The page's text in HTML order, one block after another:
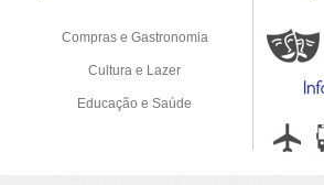
Compras e Gastronomia
Cultura e Lazer
Educação e Saúde